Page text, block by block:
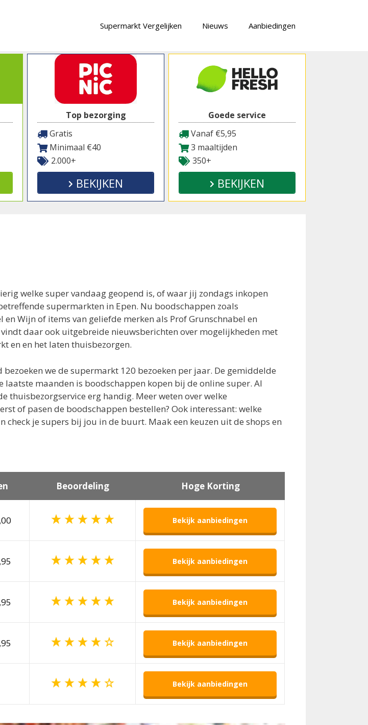
Supermarkt Vergelijken Nieuws Aanbiedingen
Top bezorging
Gratis
Minimaal €40
2.000+
BEKIJKEN
Goede service
Vanaf €5,95
3 maaltijden
350+
BEKIJKEN
welke super vandaag geopend is, of waar jij zondags inkopen
supermarkten in Epen. Nu boodschappen zoals
Wijn of items van geliefde merken als Prof Grunschnabel en
daar ook uitgebreide nieuwsberichten over mogelijkheden met
en en het laten thuisbezorgen.
we de supermarkt 120 bezoeken per jaar. De gemiddelde
laatste maanden is boodschappen kopen bij de online super. Al
thuisbezorgservice erg handig. Meer weten over welke
of pasen de boodschappen bestellen? Ook interessant: welke
je supers bij jou in de buurt. Maak een keuzen uit de shops en
Beoordeling Hoge Korting
Bekijk aanbiedingen
Bekijk aanbiedingen
Bekijk aanbiedingen
Bekijk aanbiedingen
Bekijk aanbiedingen